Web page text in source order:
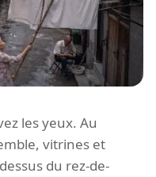
les yeux. Au
vitrines et
du rez-de-